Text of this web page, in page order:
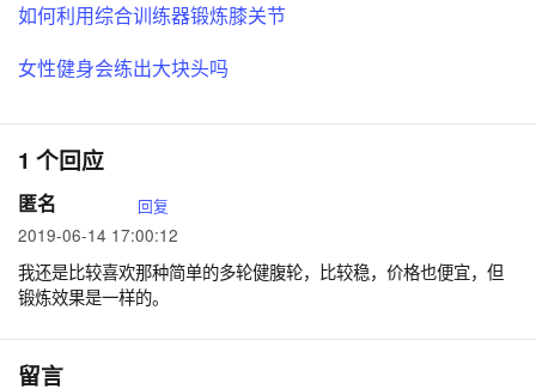
如何利用综合训练器锻炼膝关节
女性健身会练出大块头吗
1 个回应
匿名 回复
2019-06-14 17:00:12
我还是比较喜欢那种简单的多轮健腹轮，比较稳，价格也便宜，但
锻炼效果是一样的。
留言